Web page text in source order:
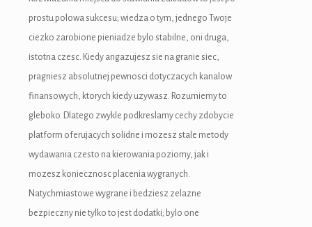
prostu polowa sukcesu; wiedza o tym, jednego Twoje
ciezko zarobione pieniadze bylo stabilne, oni druga,
istotna czesc. Kiedy angazujesz sie na granie siec,
pragniesz absolutnej pewnosci dotyczacych kanalow
finansowych, ktorych kiedy uzywasz. Rozumiemy to
gleboko. Dlatego zwykle podkreslamy cechy zdobycie
platform oferujacych solidne i mozesz stale metody
wydawania czesto na kierowania poziomy, jak i
mozesz koniecznosc placenia wygranych.
Natychmiastowe wygrane i bedziesz zelazne
bezpieczny nie tylko to jest dodatki; bylo one